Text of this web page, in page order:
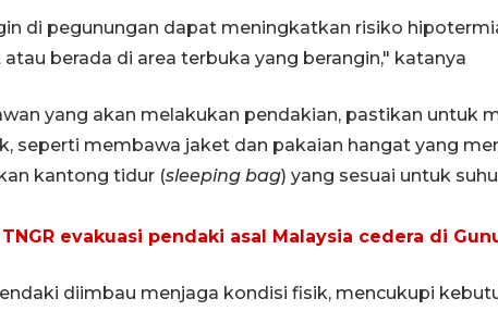
di pegunungan dapat meningkatkan risiko
berada di area terbuka yang berangin," katanya
yang akan melakukan pendakian, pastikan untuk
seperti membawa jaket dan pakaian hangat yang
kantong tidur (sleeping bag) yang sesuai untuk
TNGR evakuasi pendaki asal Malaysia cedera di
diimbau menjaga kondisi fisik, mencukupi